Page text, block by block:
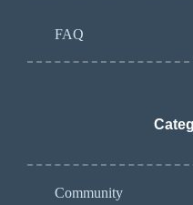
FAQ
Community